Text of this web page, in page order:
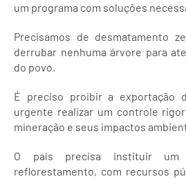
um programa com soluções
Precisamos de desmatamento
derrubar nenhuma árvore para
do povo.
É preciso proibir a exportação
urgente realizar um controle
mineração e seus impactos
O país precisa instituir um
reflorestamento, com recursos